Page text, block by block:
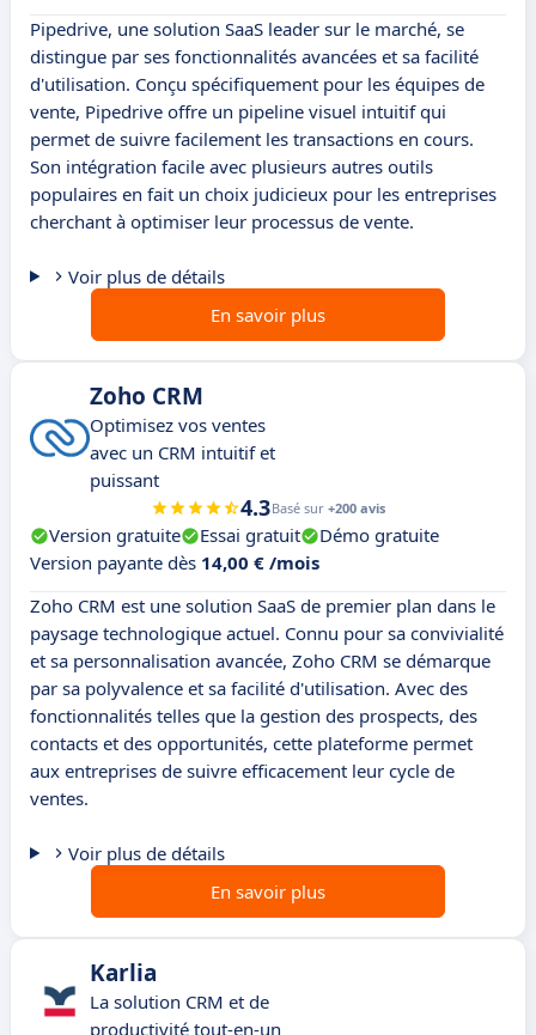
Pipedrive, une solution SaaS leader sur le marché, se
distingue par ses fonctionnalités avancées et sa facilité
d'utilisation. Conçu spécifiquement pour les équipes de
vente, Pipedrive offre un pipeline visuel intuitif qui
permet de suivre facilement les transactions en cours.
Son intégration facile avec plusieurs autres outils
populaires en fait un choix judicieux pour les entreprises
cherchant à optimiser leur processus de vente.
Voir plus de détails
En savoir plus
Zoho CRM
Optimisez vos ventes
avec un CRM intuitif et
puissant
4.3Basé sur +200 avis
Version gratuite Essai gratuit
Démo gratuite
Version payante dès 14,00 € /mois
Zoho CRM est une solution SaaS de premier plan dans le
paysage technologique actuel. Connu pour sa convivialité
et sa personnalisation avancée, Zoho CRM se démarque
par sa polyvalence et sa facilité d'utilisation. Avec des
fonctionnalités telles que la gestion des prospects, des
contacts et des opportunités, cette plateforme permet
aux entreprises de suivre efficacement leur cycle de
ventes.
Voir plus de détails
En savoir plus
Karlia
La solution CRM et de
productivité tout-en-un